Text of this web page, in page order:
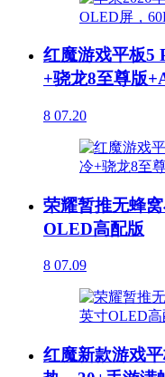
红魔游戏平板5
+骁龙8至尊版
8 07.20
荣耀暂推无蜂
OLED高配版
8 07.09
红魔新款游戏